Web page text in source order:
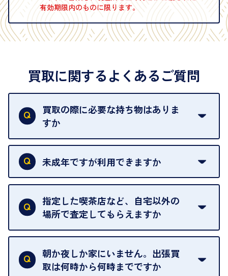
有効期限内のものに限ります。
買取に関するよくあるご質問
買取の際に必要な持ち物はありま
すか
本人確認書類をご用意ください。ご利用になれる書
類はこちらをご確認ください。
未成年ですが利用できますか
18歳未満の方は、保護者の同意があってもご利用い
ただけません。
指定した喫茶店など、自宅以外の
場所で査定してもらえますか
ご自宅以外での査定はお引き受けできません。ご指
定のお店や、ほかのお客様への迷惑となることが考
えられるためです。
朝か夜しか家にいません。出張買
取は何時から何時までですか